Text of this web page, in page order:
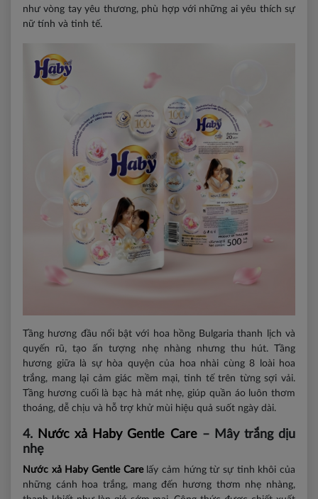
như vòng tay yêu thương, phù hợp với những ai yêu thích sự
nữ tính và tinh tế.
Tầng hương đầu nổi bật với hoa hồng Bulgaria thanh lịch và
quyến rũ, tạo ấn tượng nhẹ nhàng nhưng thu hút. Tầng
hương giữa là sự hòa quyện của hoa nhài cùng 8 loài hoa
trắng, mang lại cảm giác mềm mại, tinh tế trên từng sợi vải.
Tầng hương cuối là bạc hà mát nhẹ, giúp quần áo luôn thơm
thoáng, dễ chịu và hỗ trợ khử mùi hiệu quả suốt ngày dài.
4. Nước xả Haby Gentle Care– Mây trắng dịu
nhẹ
Nước xả Haby Gentle Care lấy cảm hứng từ sự tinh khôi của
những cánh hoa trắng, mang đến hương thơm nhẹ nhàng,